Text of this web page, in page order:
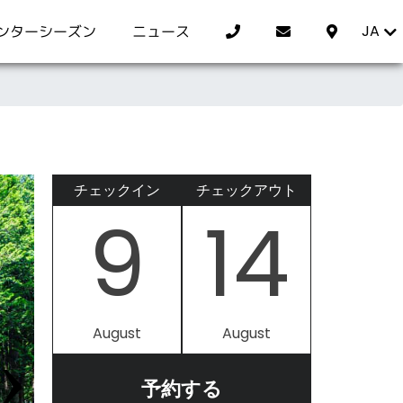
ターシーズン ニュース JA
チェックイン
9
August
チェックアウト
14
August
予約する